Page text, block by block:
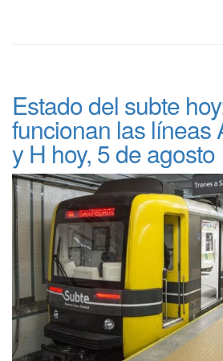
Estado del subte
funcionan las líneas
y H hoy, 5 de agosto